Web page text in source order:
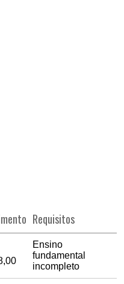
Requisitos
Ensino
fundamental
incompleto